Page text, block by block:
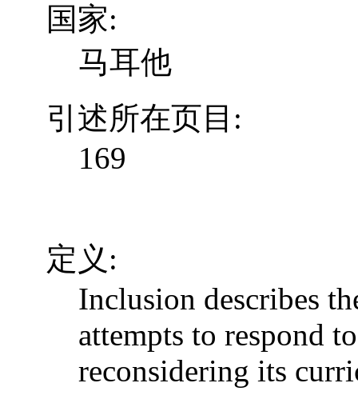
国家:
马耳他
引述所在页目:
169
定义:
Inclusion describes
attempts to respond
reconsidering its